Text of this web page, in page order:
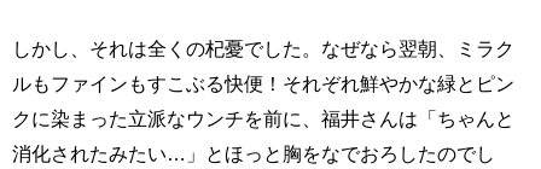
しかし、それは全くの杞憂でした。なぜなら翌朝、ミラク
ルもファインもすこぶる快便！それぞれ鮮やかな緑とピン
クに染まった立派なウンチを前に、福井さんは「ちゃんと
消化されたみたい…」とほっと胸をなでおろしたのでし